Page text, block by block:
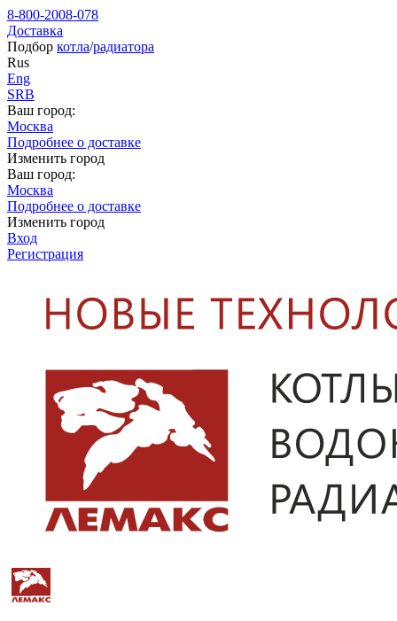
8-800-2008-078
Доставка
Подбор котла/радиатора
Rus
Eng
SRB
Ваш город:
Москва
Подробнее о доставке
Изменить город
Ваш город:
Москва
Подробнее о доставке
Изменить город
Вход
Регистрация